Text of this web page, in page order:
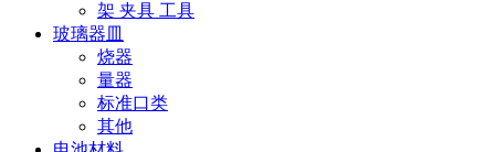
架 夹具 工具
玻璃器皿
烧器
量器
标准口类
其他